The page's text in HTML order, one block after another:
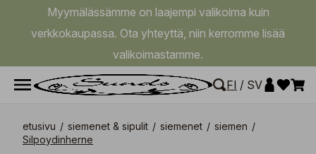
Myymälässämme on laajempi valikoima kuin
verkkokaupassa. Ota yhteyttä, niin kerromme lisää
valikoimastamme.
FI / SV
etusivu / siemenet & sipulit / siemenet / siemen /
Silpoydinherne